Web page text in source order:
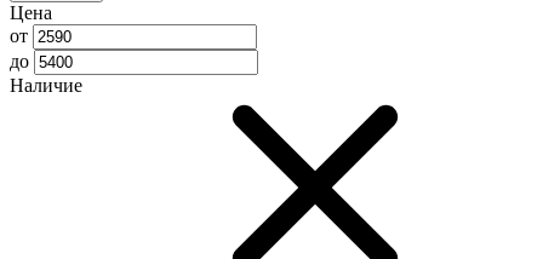
Цена
от
до
Наличие